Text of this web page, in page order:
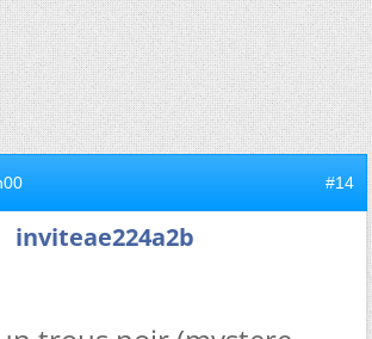
#14
inviteae224a2b